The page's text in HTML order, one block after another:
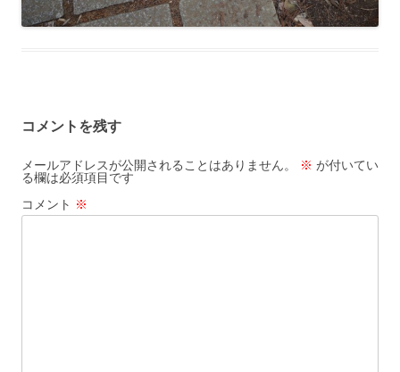
コメントを残す
メールアドレスが公開されることはありません。 ※ が付いてい
る欄は必須項目です
コメント ※